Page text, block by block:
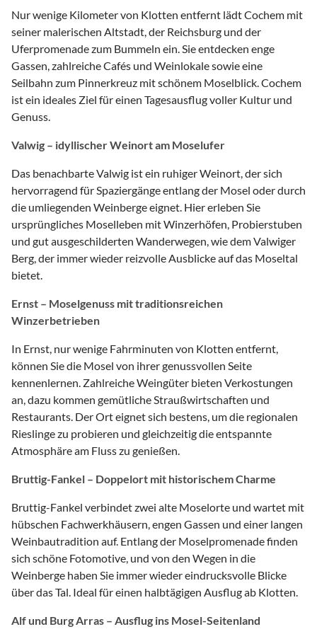
Nur wenige Kilometer von Klotten entfernt lädt Cochem mit
seiner malerischen Altstadt, der Reichsburg und der
Uferpromenade zum Bummeln ein. Sie entdecken enge
Gassen, zahlreiche Cafés und Weinlokale sowie eine
Seilbahn zum Pinnerkreuz mit schönem Moselblick. Cochem
ist ein ideales Ziel für einen Tagesausflug voller Kultur und
Genuss.
Valwig – idyllischer Weinort am Moselufer
Das benachbarte Valwig ist ein ruhiger Weinort, der sich
hervorragend für Spaziergänge entlang der Mosel oder durch
die umliegenden Weinberge eignet. Hier erleben Sie
ursprüngliches Moselleben mit Winzerhöfen, Probierstuben
und gut ausgeschilderten Wanderwegen, wie dem Valwiger
Berg, der immer wieder reizvolle Ausblicke auf das Moseltal
bietet.
Ernst – Moselgenuss mit traditionsreichen
Winzerbetrieben
In Ernst, nur wenige Fahrminuten von Klotten entfernt,
können Sie die Mosel von ihrer genussvollen Seite
kennenlernen. Zahlreiche Weingüter bieten Verkostungen
an, dazu kommen gemütliche Straußwirtschaften und
Restaurants. Der Ort eignet sich bestens, um die regionalen
Rieslinge zu probieren und gleichzeitig die entspannte
Atmosphäre am Fluss zu genießen.
Bruttig-Fankel – Doppelort mit historischem Charme
Bruttig-Fankel verbindet zwei alte Moselorte und wartet mit
hübschen Fachwerkhäusern, engen Gassen und einer langen
Weinbautradition auf. Entlang der Moselpromenade finden
sich schöne Fotomotive, und von den Wegen in die
Weinberge haben Sie immer wieder eindrucksvolle Blicke
über das Tal. Ideal für einen halbtägigen Ausflug ab Klotten.
Alf und Burg Arras – Ausflug ins Mosel-Seitenland